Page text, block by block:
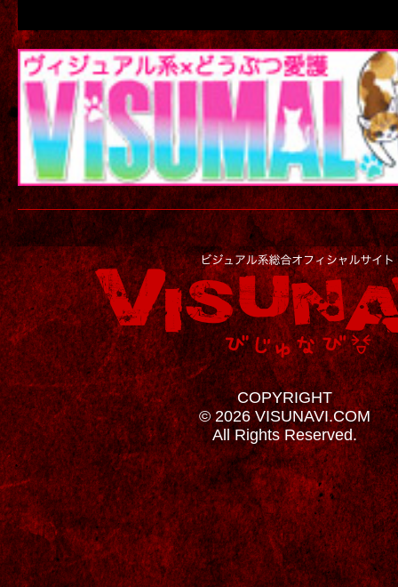
COPYRIGHT
© 2026 VISUNAVI.COM
All Rights Reserved.